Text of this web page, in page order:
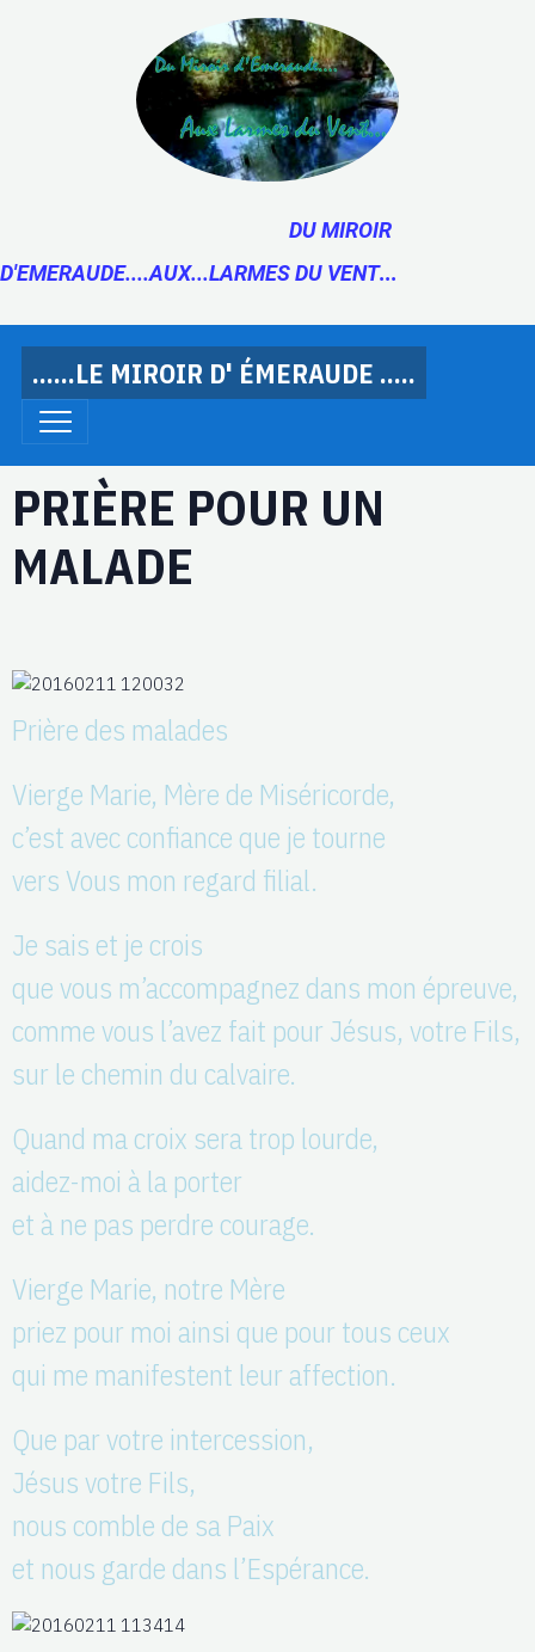
DU MIROIR
D'EMERAUDE....AUX...LARMES DU VENT...
......LE MIROIR D' ÉMERAUDE .....
PRIÈRE POUR UN
MALADE
Prière des malades
Vierge Marie, Mère de Miséricorde,
c’est avec confiance que je tourne
vers Vous mon regard filial.
Je sais et je crois
que vous m’accompagnez dans mon épreuve,
comme vous l’avez fait pour Jésus, votre Fils,
sur le chemin du calvaire.
Quand ma croix sera trop lourde,
aidez-moi à la porter
et à ne pas perdre courage.
Vierge Marie, notre Mère
priez pour moi ainsi que pour tous ceux
qui me manifestent leur affection.
Que par votre intercession,
Jésus votre Fils,
nous comble de sa Paix
et nous garde dans l’Espérance.